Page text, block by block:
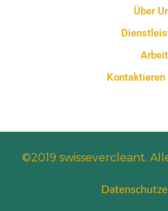
Über
Arbeit
Kontaktieren
©2019 swissevercleant.